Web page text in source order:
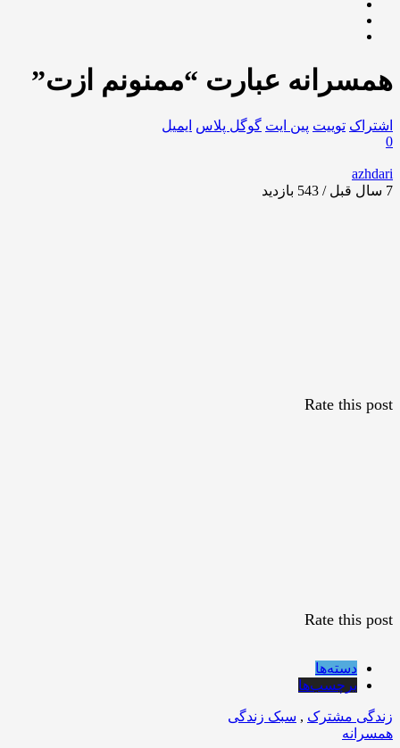
همسرانه عبارت “ممنونم ازت”
اشتراک توییت پین ایت گوگل‌ پلاس ایمیل
0
azhdari
7 سال قبل / 543
بازدید
Rate this post
Rate this post
دسته‌ها
برچسب‌ها
زندگی مشترک , سبک زندگی
همسرانه